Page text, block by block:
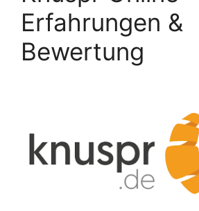
Erfahrungen &
Bewertung